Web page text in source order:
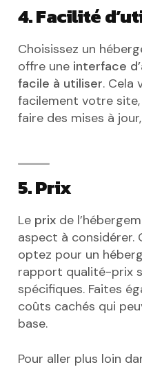
4. Facilité
Choisissez un
offre une interface
facile à utiliser. Cela
facilement votre site,
faire des mises à
5. Prix
Le prix de
aspect à considérer.
optez pour un
rapport qualité-prix
spécifiques. Faites
coûts cachés qui
base.
Pour aller plus loin